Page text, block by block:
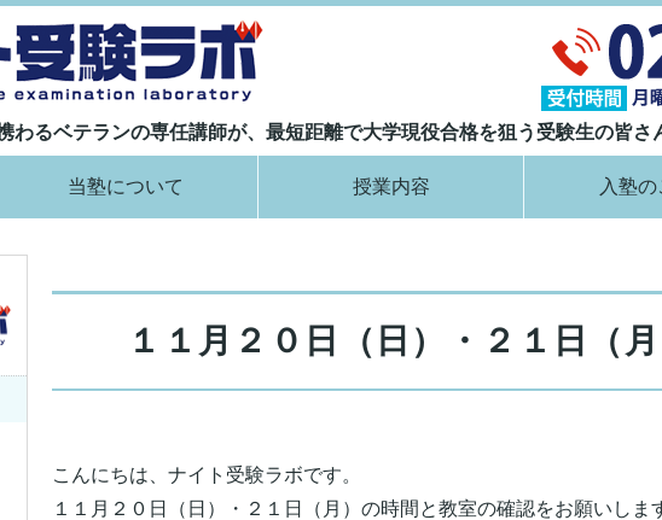
大学現役合格指導塾 ナイト受験ラボ｜
わるベテランの専任講師が、最短距離で大学現役合格を狙う受験生の皆さ
当塾について 授業内容 入塾
１１月２０日（日）・２１日（
こんにちは、ナイト受験ラボです。
１１月２０日（日）・２１日（月）の時間と教室の確認をお願いしま